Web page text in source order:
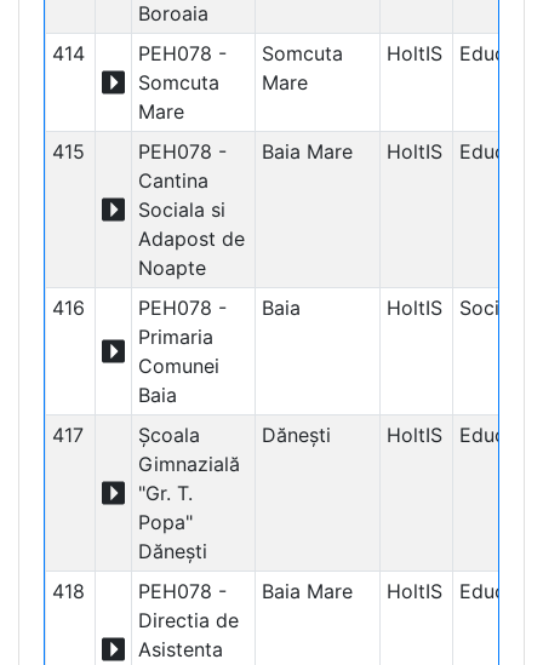
Boroaia
414
PEH078 -
Somcuta
Mare
Somcuta
Mare
HoltIS
415
PEH078 -
Cantina
Sociala si
Adapost de
Noapte
Baia Mare HoltIS
416
PEH078 -
Primaria
Comunei
Baia
Baia HoltIS Social
417
Școala
Gimnazială
"Gr. T.
Popa"
Dănești
Dănești HoltIS
418
PEH078 -
Directia de
Asistenta
Baia Mare HoltIS